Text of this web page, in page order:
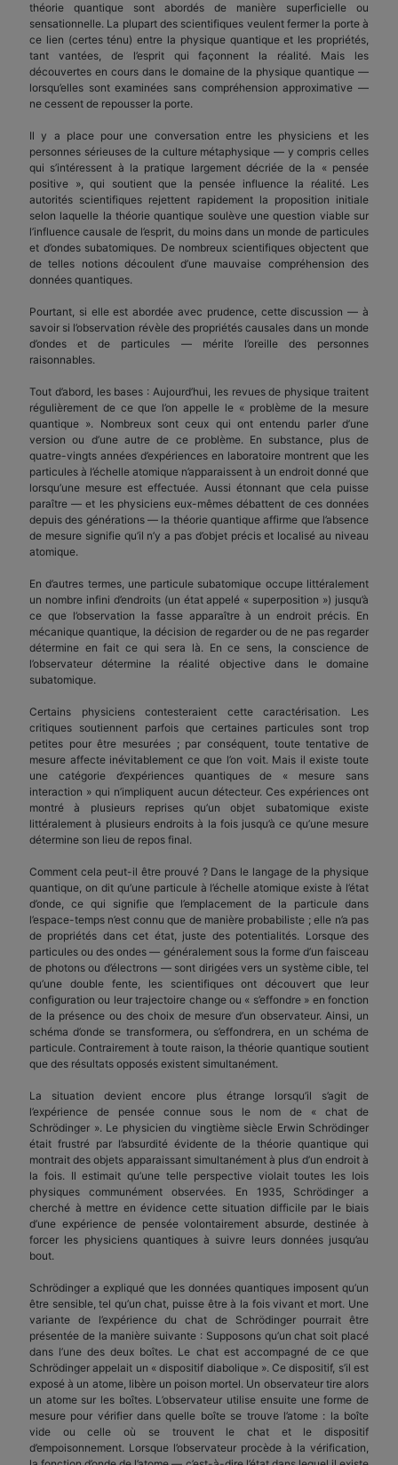
théorie quantique sont abordés de manière superficielle ou
sensationnelle. La plupart des scientifiques veulent fermer la porte à
ce lien (certes ténu) entre la physique quantique et les propriétés,
tant vantées, de l’esprit qui façonnent la réalité. Mais les
découvertes en cours dans le domaine de la physique quantique —
lorsqu’elles sont examinées sans compréhension approximative —
ne cessent de repousser la porte.
Il y a place pour une conversation entre les physiciens et les
personnes sérieuses de la culture métaphysique — y compris celles
qui s’intéressent à la pratique largement décriée de la « pensée
positive », qui soutient que la pensée influence la réalité. Les
autorités scientifiques rejettent rapidement la proposition initiale
selon laquelle la théorie quantique soulève une question viable sur
l’influence causale de l’esprit, du moins dans un monde de particules
et d’ondes subatomiques. De nombreux scientifiques objectent que
de telles notions découlent d’une mauvaise compréhension des
données quantiques.
Pourtant, si elle est abordée avec prudence, cette discussion — à
savoir si l’observation révèle des propriétés causales dans un monde
d’ondes et de particules — mérite l’oreille des personnes
raisonnables.
Tout d’abord, les bases : Aujourd’hui, les revues de physique traitent
régulièrement de ce que l’on appelle le « problème de la mesure
quantique ». Nombreux sont ceux qui ont entendu parler d’une
version ou d’une autre de ce problème. En substance, plus de
quatre-vingts années d’expériences en laboratoire montrent que les
particules à l’échelle atomique n’apparaissent à un endroit donné que
lorsqu’une mesure est effectuée. Aussi étonnant que cela puisse
paraître — et les physiciens eux-mêmes débattent de ces données
depuis des générations — la théorie quantique affirme que l’absence
de mesure signifie qu’il n’y a pas d’objet précis et localisé au niveau
atomique.
En d’autres termes, une particule subatomique occupe littéralement
un nombre infini d’endroits (un état appelé « superposition ») jusqu’à
ce que l’observation la fasse apparaître à un endroit précis. En
mécanique quantique, la décision de regarder ou de ne pas regarder
détermine en fait ce qui sera là. En ce sens, la conscience de
l’observateur détermine la réalité objective dans le domaine
subatomique.
Certains physiciens contesteraient cette caractérisation. Les
critiques soutiennent parfois que certaines particules sont trop
petites pour être mesurées ; par conséquent, toute tentative de
mesure affecte inévitablement ce que l’on voit. Mais il existe toute
une catégorie d’expériences quantiques de « mesure sans
interaction » qui n’impliquent aucun détecteur. Ces expériences ont
montré à plusieurs reprises qu’un objet subatomique existe
littéralement à plusieurs endroits à la fois jusqu’à ce qu’une mesure
détermine son lieu de repos final.
Comment cela peut-il être prouvé ? Dans le langage de la physique
quantique, on dit qu’une particule à l’échelle atomique existe à l’état
d’onde, ce qui signifie que l’emplacement de la particule dans
l’espace-temps n’est connu que de manière probabiliste ; elle n’a pas
de propriétés dans cet état, juste des potentialités. Lorsque des
particules ou des ondes — généralement sous la forme d’un faisceau
de photons ou d’électrons — sont dirigées vers un système cible, tel
qu’une double fente, les scientifiques ont découvert que leur
configuration ou leur trajectoire change ou « s’effondre » en fonction
de la présence ou des choix de mesure d’un observateur. Ainsi, un
schéma d’onde se transformera, ou s’effondrera, en un schéma de
particule. Contrairement à toute raison, la théorie quantique soutient
que des résultats opposés existent simultanément.
La situation devient encore plus étrange lorsqu’il s’agit de
l’expérience de pensée connue sous le nom de « chat de
Schrödinger ». Le physicien du vingtième siècle Erwin Schrödinger
était frustré par l’absurdité évidente de la théorie quantique qui
montrait des objets apparaissant simultanément à plus d’un endroit à
la fois. Il estimait qu’une telle perspective violait toutes les lois
physiques communément observées. En 1935, Schrödinger a
cherché à mettre en évidence cette situation difficile par le biais
d’une expérience de pensée volontairement absurde, destinée à
forcer les physiciens quantiques à suivre leurs données jusqu’au
bout.
Schrödinger a expliqué que les données quantiques imposent qu’un
être sensible, tel qu’un chat, puisse être à la fois vivant et mort. Une
variante de l’expérience du chat de Schrödinger pourrait être
présentée de la manière suivante : Supposons qu’un chat soit placé
dans l’une des deux boîtes. Le chat est accompagné de ce que
Schrödinger appelait un « dispositif diabolique ». Ce dispositif, s’il est
exposé à un atome, libère un poison mortel. Un observateur tire alors
un atome sur les boîtes. L’observateur utilise ensuite une forme de
mesure pour vérifier dans quelle boîte se trouve l’atome : la boîte
vide ou celle où se trouvent le chat et le dispositif
d’empoisonnement. Lorsque l’observateur procède à la vérification,